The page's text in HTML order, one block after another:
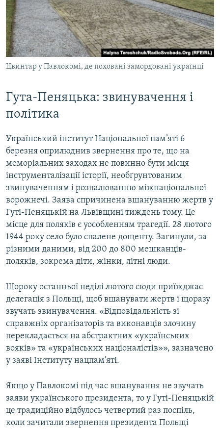
Цвинтар у Павлокомі, де поховані замордовані українці
Гута-Пеняцька: звинувачення і
політика
Український інститут Національної пам’яті 6
березня оприлюднив звернення про те, що на
меморіальних заходах не повинно бути місця
інструменталізації історії, необґрунтованим
звинуваченням і розпалюванню міжнаціональної
ворожнечі. Заява спричинена вшануванню жертв у
Гуті-Пеняцькій на Львівщині тиждень тому. Це
місце для поляків є уособленням трагедії. 28 лютого
1944 року село було спалене дощенту. Загинули, за
різними даними, від 200 до 800 мешканців-
поляків, зокрема діти, жінки, літні люди.
Щороку останньої неділі лютого сюди приїжджає
делегація з Польщі, щоб вшанувати жертв і щоразу
звучать звинувачення. «Відповідальність зі
справжніх організаторів та виконавців злочину
перекладається на абстрактних «українських
вояків» та «українських націоналістів»», зазначено
у заяві Інституту нацпам’яті.
Якщо у Павлокомі під час вшанування не звучать
заяви українського президента, то у Гуті-Пеняцькій
це традиційно відбулось четвертий раз поспіль,
коли зачитали звернення президента Польщі